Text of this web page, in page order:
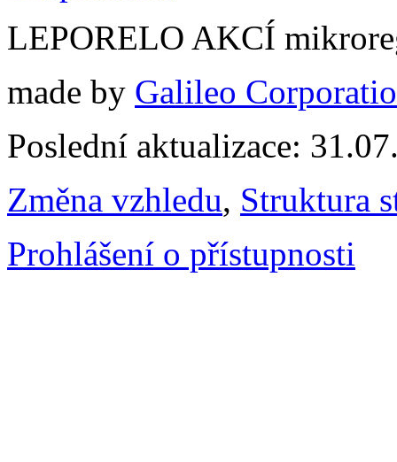
LEPORELO AKCÍ
made by Galileo
Poslední aktualizace:
Změna vzhledu, Struktura
Prohlášení o přístupnosti